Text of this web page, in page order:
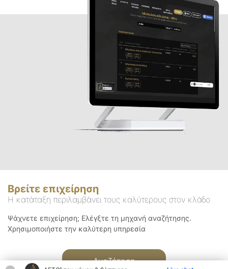
Βρείτε επιχείρηση
Η κατάταξη περιλαμβάνει τους καλύτερους στον κλάδο
Ψάχνετε επιχείρηση; Ελέγξτε τη μηχανή αναζήτησης.
Χρησιμοποιήστε την καλύτερη υπηρεσία
Αναζήτηση